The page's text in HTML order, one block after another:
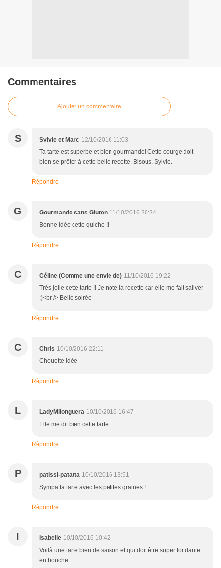
Commentaires
Ajouter un commentaire
S Sylvie et Marc 12/10/2016 11:03
Ta tarte est superbe et bien gourmande! Cette courge doit
bien se prêter à cette belle recette. Bisous. Sylvie.
Répondre
G Gourmande sans Gluten 11/10/2016 20:24
Bonne idée cette quiche !!
Répondre
C Céline (Comme une envie de) 11/10/2016 19:22
Très jolie cette tarte !! Je note la recette car elle me fait saliver
:)<br /> Belle soirée
Répondre
C Chris 10/10/2016 22:11
Chouette idée
Répondre
L LadyMilonguera 10/10/2016 16:47
Elle me dit bien cette tarte...
Répondre
P patissi-patatta 10/10/2016 13:51
Sympa ta tarte avec les petites graines !
Répondre
I Isabelle 10/10/2016 10:42
Voilà une tarte bien de saison et qui doit être super fondante
en bouche